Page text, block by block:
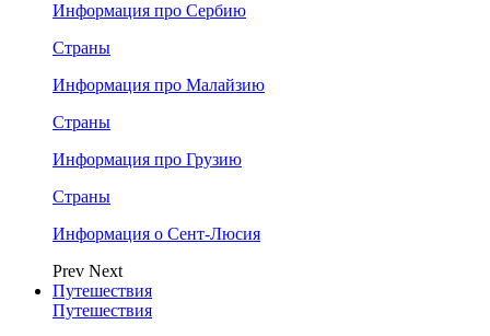
Информация про Сербию
Страны
Информация про Малайзию
Страны
Информация про Грузию
Страны
Информация о Сент-Люсия
Prev Next
Путешествия
Путешествия